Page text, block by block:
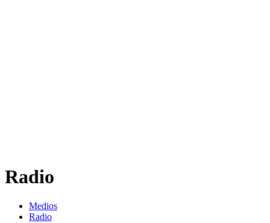
Radio
Medios
Radio